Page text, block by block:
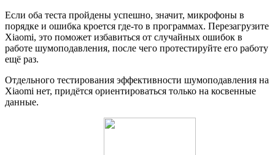
Если оба теста пройдены успешно, значит, микрофоны в
порядке и ошибка кроется где-то в программах. Перезагрузите
Xiaomi, это поможет избавиться от случайных ошибок в
работе шумоподавления, после чего протестируйте его работу
ещё раз.
Отдельного тестирования эффективности шумоподавления на
Xiaomi нет, придётся ориентироваться только на косвенные
данные.